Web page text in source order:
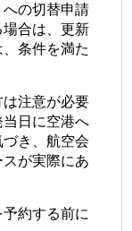
の切替申請
合は、更新
条件を満た
注意が必要
日に空港へ
き、航空会
が実際にあ
約する前に